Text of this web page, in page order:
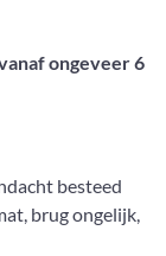
ongeveer 6
besteed
brug ongelijk,